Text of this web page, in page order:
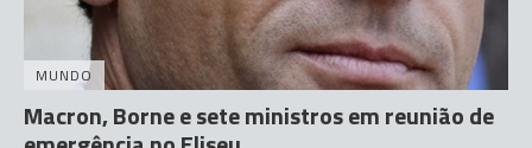
MUNDO
Macron, Borne e sete ministros em reunião de